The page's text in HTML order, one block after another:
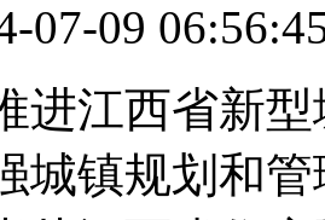
07-09
进江西省新
城镇规划和